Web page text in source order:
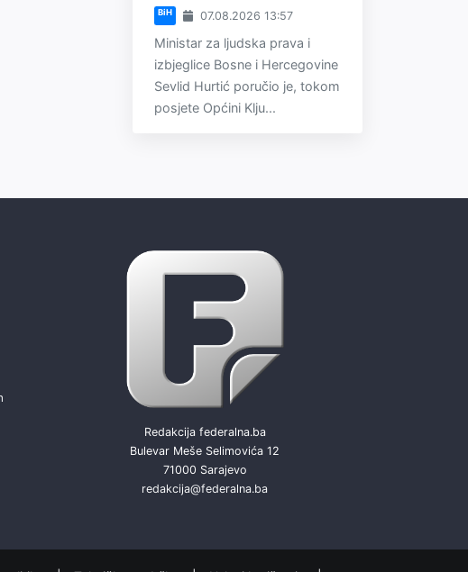
BiH 07.08.2026 13:57
Ministar za ljudska prava i
izbjeglice Bosne i Hercegovine
Sevlid Hurtić poručio je, tokom
posjete Općini Klju...
Redakcija federalna.ba
Bulevar Meše Selimovića 12
71000 Sarajevo
redakcija@federalna.ba